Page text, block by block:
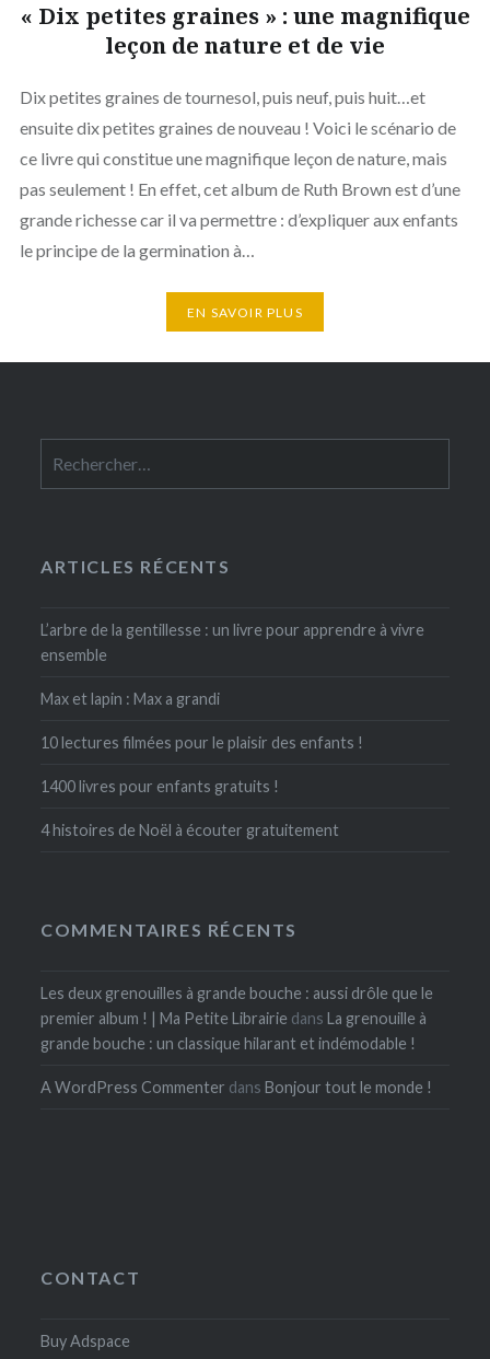
« Dix petites graines » : une magnifique
leçon de nature et de vie
Dix petites graines de tournesol, puis neuf, puis huit…et
ensuite dix petites graines de nouveau ! Voici le scénario de
ce livre qui constitue une magnifique leçon de nature, mais
pas seulement ! En effet, cet album de Ruth Brown est d’une
grande richesse car il va permettre : d’expliquer aux enfants
le principe de la germination à…
EN SAVOIR PLUS
ARTICLES RÉCENTS
L’arbre de la gentillesse : un livre pour apprendre à vivre
ensemble
Max et lapin : Max a grandi
10 lectures filmées pour le plaisir des enfants !
1400 livres pour enfants gratuits !
4 histoires de Noël à écouter gratuitement
COMMENTAIRES RÉCENTS
Les deux grenouilles à grande bouche : aussi drôle que le
premier album ! | Ma Petite Librairie dansLa grenouille à
grande bouche : un classique hilarant et indémodable !
A WordPress Commenter dansBonjour tout le monde !
CONTACT
Buy Adspace